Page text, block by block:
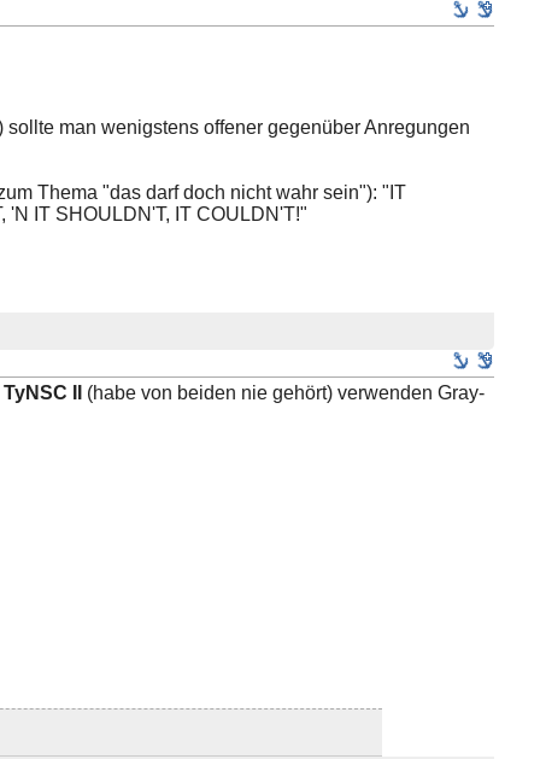
man wenigstens offener gegenüber Anregungen
Thema "das darf doch nicht wahr sein"): "IT
'N IT SHOULDN'T, IT COULDN'T!"
TyNSC II
(habe von beiden nie gehört) verwenden Gray-